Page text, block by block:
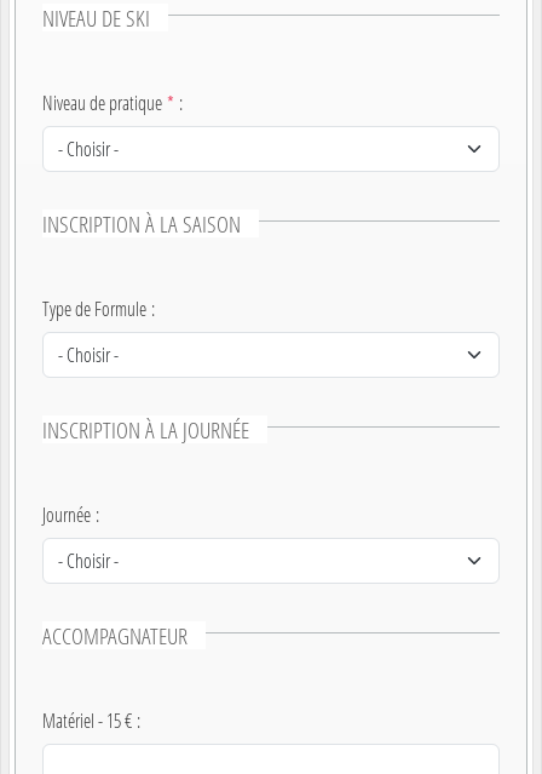
NIVEAU DE SKI
Niveau de pratique* :
INSCRIPTION À LA SAISON
Type de Formule :
INSCRIPTION À LA JOURNÉE
Journée :
ACCOMPAGNATEUR
Matériel - 15 € :